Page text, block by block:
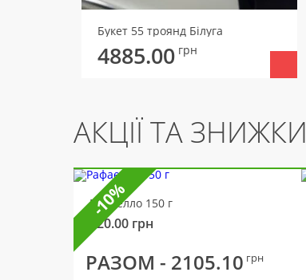
Букет 55 троянд Білуга
4885.00 грн
АКЦІЇ ТА ЗНИЖКИ
Рафаелло 150 г
320.00 грн
РАЗОМ - 2105.10 грн
-10%